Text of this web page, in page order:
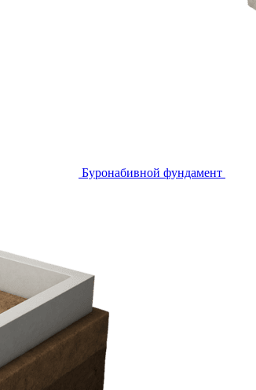
Буронабивной фундамент